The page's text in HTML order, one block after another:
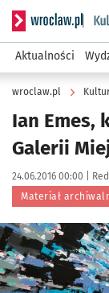
Serwis
Aktualności
wroclaw.pl
Ian Emes,
Galerii
Data publikacji:
24.06.2016 00:00 |
Materiał
Kliknij, aby